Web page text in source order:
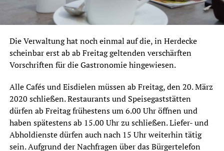
Die Verwaltung hat noch einmal auf die, in Herdecke
scheinbar erst ab ab Freitag geltenden verschärften
Vorschriften für die Gastronomie hingewiesen.
Alle Cafés und Eisdielen müssen ab Freitag, den 20. März
2020 schließen. Restaurants und Speisegaststätten
dürfen ab Freitag frühestens um 6.00 Uhr öffnen und
haben spätestens ab 15.00 Uhr zu schließen. Liefer- und
Abholdienste dürfen auch nach 15 Uhr weiterhin tätig
sein. Aufgrund der Nachfragen über das Bürgertelefon